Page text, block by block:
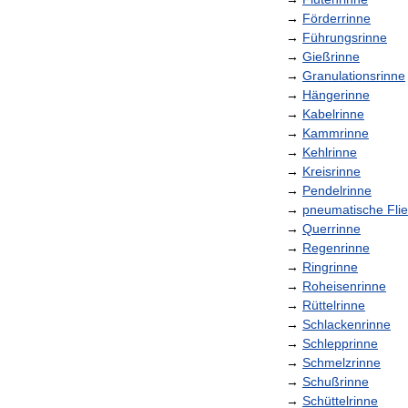
→ Förderrinne
→ Führungsrinne
→ Gießrinne
→ Granulationsrinne
→ Hängerinne
→ Kabelrinne
→ Kammrinne
→ Kehlrinne
→ Kreisrinne
→ Pendelrinne
→ pneumatische
→ Querrinne
→ Regenrinne
→ Ringrinne
→ Roheisenrinne
→ Rüttelrinne
→ Schlackenrinne
→ Schlepprinne
→ Schmelzrinne
→ Schußrinne
→ Schüttelrinne